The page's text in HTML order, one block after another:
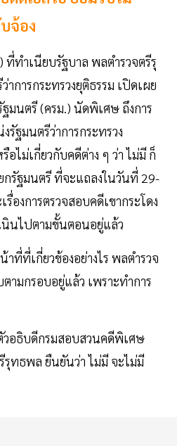
จ้อง
ทำเนียบรัฐบาล พลตำรวจตรีรุ
การกระทรวงยุติธรรม เปิดเผย
มนตรี (ครม.) นัดพิเศษ ถึงการ
ฐมนตรีว่าการกระทรวง
อไม่เกี่ยวกับคดีต่าง ๆ ว่า ไม่มี ก็
กรัฐมนตรี ที่จะแถลงในวันที่ 29-
องการตรวจสอบคดีเขากระโดง
นินไปตามขั้นตอนอยู่แล้ว
าที่ที่เกี่ยวข้องอย่างไร พลตำรวจ
ามกรอบอยู่แล้ว เพราะทำการ
วอธิบดีกรมสอบสวนคดีพิเศษ
รุทธพล ยืนยันว่า ไม่มี จะไม่มี